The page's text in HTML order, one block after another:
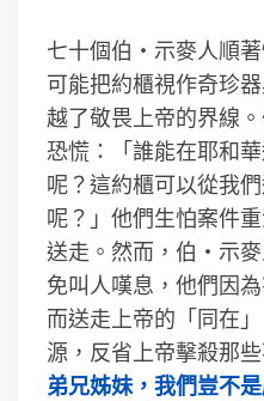
七十個伯‧示麥人順著
可能把約櫃視作奇珍
越了敬畏上帝的界線
恐慌：「誰能在耶和
呢？這約櫃可以從我
呢？」他們生怕案件
送走。然而，伯‧示
免叫人嘆息，他們因
而送走上帝的「同在
源，反省上帝擊殺那
弟兄姊妹，我們豈不